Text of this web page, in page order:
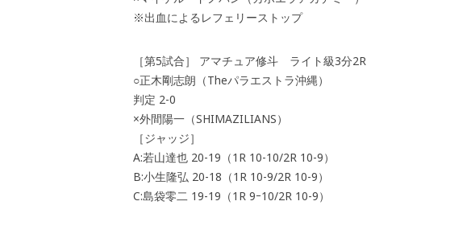
※出血によるレフェリーストップ
［第5試合］ アマチュア修斗 ライト級3分2R
○正木剛志朗（Theパラエストラ沖縄）
判定 2-0
×外間陽一（SHIMAZILIANS）
［ジャッジ］
A:若山達也 20-19（1R 10-10/2R 10-9）
B:小生隆弘 20-18（1R 10-9/2R 10-9）
C:島袋零二 19-19（1R 9ｰ10/2R 10-9）